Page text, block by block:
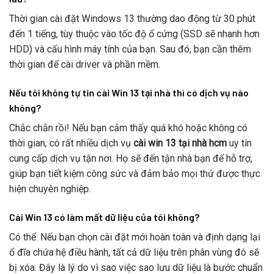
Thời gian cài đặt Windows 13 thường dao động từ 30 phút
đến 1 tiếng, tùy thuộc vào tốc độ ổ cứng (SSD sẽ nhanh hơn
HDD) và cấu hình máy tính của bạn. Sau đó, bạn cần thêm
thời gian để cài driver và phần mềm.
Nếu tôi không tự tin cài Win 13 tại nhà thì có dịch vụ nào
không?
Chắc chắn rồi! Nếu bạn cảm thấy quá khó hoặc không có
thời gian, có rất nhiều dịch vụ cài win 13 tại nhà hcm uy tín
cung cấp dịch vụ tận nơi. Họ sẽ đến tận nhà bạn để hỗ trợ,
giúp bạn tiết kiệm công sức và đảm bảo mọi thứ được thực
hiện chuyên nghiệp.
Cài Win 13 có làm mất dữ liệu của tôi không?
Có thể. Nếu bạn chọn cài đặt mới hoàn toàn và định dạng lại
ổ đĩa chứa hệ điều hành, tất cả dữ liệu trên phân vùng đó sẽ
bị xóa. Đây là lý do vì sao việc sao lưu dữ liệu là bước chuẩn